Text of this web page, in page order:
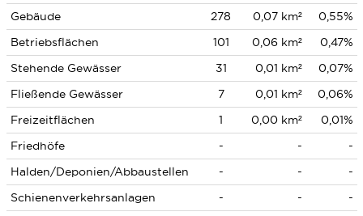
Gebäude 278 0,07 km²
0,55%
Betriebsflächen
101 0,06 km²
0,47%
Stehende Gewässer
31 0,01 km²
0,07%
Fließende Gewässer
7 0,01 km²
0,06%
Freizeitflächen
1 0,00 km²
0,01%
Friedhöfe
- -
-
Halden/Deponien/Abbaustellen
- -
-
Schienenverkehrsanlagen
- -
-